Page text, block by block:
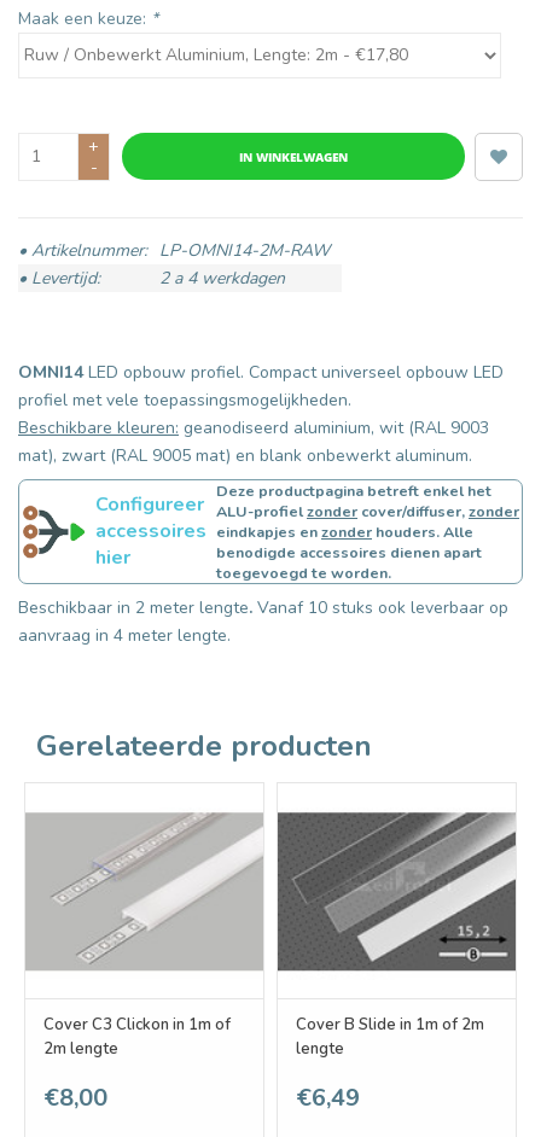
Maak een keuze: *
+
-
IN WINKELWAGEN
• Artikelnummer: LP-OMNI14-2M-RAW
• Levertijd:
2 a 4 werkdagen
OMNI14LED opbouw profiel. Compact universeel opbouw LED
profiel met vele toepassingsmogelijkheden.
Beschikbare kleuren: geanodiseerd aluminium, wit (RAL 9003
mat), zwart (RAL 9005 mat) en blank onbewerkt aluminum.
Configureer
accessoires
hier
Deze productpagina betreft enkel het
ALU-profielzonder cover/diffuser,zonder
eindkapjes enzonder houders. Alle
benodigde accessoires dienen apart
toegevoegd te worden.
Beschikbaar in 2 meter lengte. Vanaf 10 stuks ook leverbaar op
aanvraag in 4 meter lengte.
Gerelateerde producten
Cover C3 Clickon in 1m of
2m lengte
€8,00
Cover B Slide in 1m of 2m
lengte
€6,49